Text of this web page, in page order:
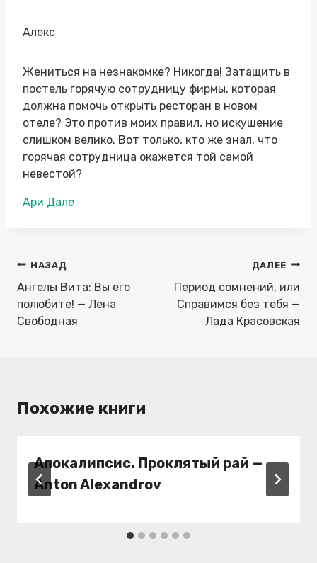
Алекс
Жениться на незнакомке? Никогда! Затащить в
постель горячую сотрудницу фирмы, которая
должна помочь открыть ресторан в новом
отеле? Это против моих правил, но искушение
слишком велико. Вот только, кто же знал, что
горячая сотрудница окажется той самой
невестой?
Метки
Ари Дале
Навигация
по
записям
НАЗАД
Ангелы Вита: Вы его
полюбите! — Лена
Свободная
ДАЛЕЕ
Период сомнений, или
Справимся без тебя —
Лада Красовская
Похожие книги
Апокалипсис. Проклятый рай —
Anton Alexandrov